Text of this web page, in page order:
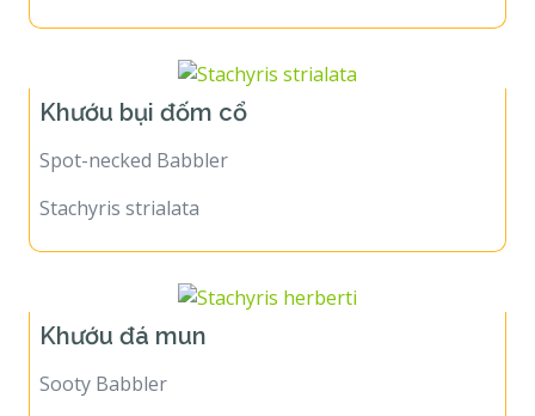
Khướu bụi đốm cổ
Spot-necked Babbler
Stachyris strialata
Khướu đá mun
Sooty Babbler